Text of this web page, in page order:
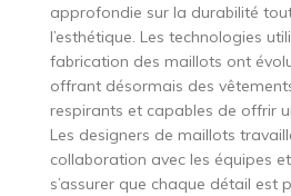
approfondie sur la durabilité
l’esthétique. Les technologies
fabrication des maillots ont
offrant désormais des
respirants et capables de offrir
Les designers de maillots
collaboration avec les équipes
s’assurer que chaque détail est